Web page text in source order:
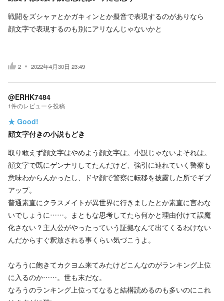
戦闘をズシャァとかガキィンとか擬音で表現するのがありなら
顔文字で表現するのも別にアリなんじゃないかと
2 2022年4月30日 23:49
@ERHK7484
1件のレビューを投稿
★ Good!
顔文字付きの小説もどき
取り敢えず顔文字はやめよう顔文字は。小説じゃないよそれは。
顔文字で既にゲンナリしてたんだけど、強引に連れていく警察も
意味わからんかったし、ドヤ顔で警察に転移を披露した所でギブ
アップ。
普通素直にクラスメイトが異世界に行きましたとか素直に言わな
いでしょうに……。まともな思考してたら何かと理由付けて誤魔
化さない？主人公がやったっていう証拠なんて出てくるわけない
んだからすぐ釈放される事くらい気づこうよ。
なろうに飽きてカクヨム来てみたけどこんなのがランキング上位
に入るのか……。世も末だな。
なろうのランキング上位ってなると結構読めるのも多いのにこれ